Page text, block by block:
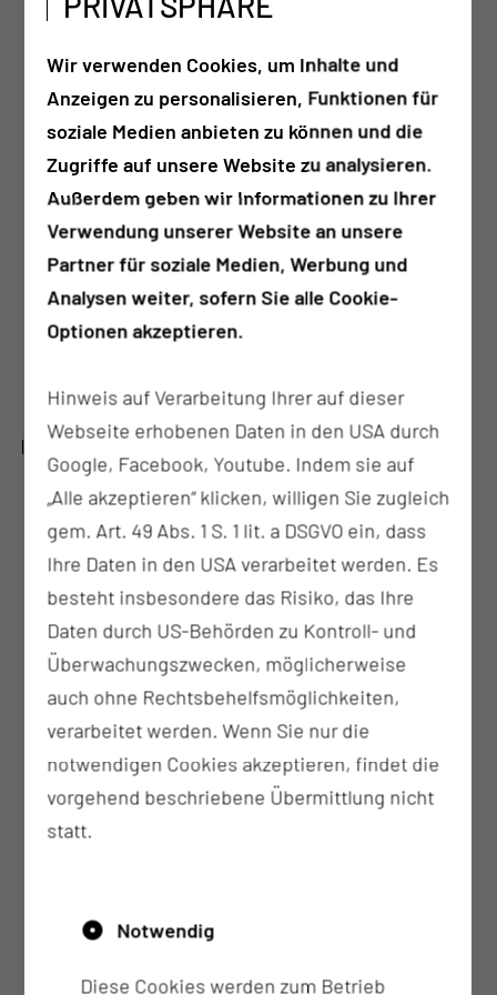
Fähigkeitsstörungen
Behandlung nach schweren Krankheiten oder
Therapiemaßnahmen wie Chemo- oder
Bestrahlungstherapie
Wiederherstellung und Optimierung der
kognitiven sowie intellektuellen Funktionen
z.B.
Konzentrationsfähigkeit
Merkfähigkeit
Orientierungssinn
PSYCHISCH-FUNKTIONELLE BEHANDLUNG
Stabilisierung oder Besserung globaler
mentaler Funktionen, wie
der psychischen Energie, des Antriebs
und des Schlafes
globaler psychosozialer Funktionen
Stabilisierung oder Besserung spezifischer
mentaler Funktionen, wie
der Psychomotorik
der Emotionen
der Handlungsplanung
Entwicklung oder Wiederherstellung und
Selbstvertrauens und der
Wir verwenden Cookies, um Inhalte und
Anzeigen zu personalisieren, Funktionen für
soziale Medien anbieten zu können und die
Zugriffe auf unsere Website zu analysieren.
Außerdem geben wir Informationen zu Ihrer
Verwendung unserer Website an unsere
Partner für soziale Medien, Werbung und
Analysen weiter, sofern Sie alle Cookie-
Optionen akzeptieren.
Hinweis auf Verarbeitung Ihrer auf dieser
Webseite erhobenen Daten in den USA durch
Google, Facebook, Youtube. Indem sie auf
„Alle akzeptieren“ klicken, willigen Sie zugleich
gem. Art. 49 Abs. 1 S. 1 lit. a DSGVO ein, dass
Ihre Daten in den USA verarbeitet werden. Es
besteht insbesondere das Risiko, das Ihre
Daten durch US-Behörden zu Kontroll- und
Überwachungszwecken, möglicherweise
auch ohne Rechtsbehelfsmöglichkeiten,
verarbeitet werden. Wenn Sie nur die
notwendigen Cookies akzeptieren, findet die
vorgehend beschriebene Übermittlung nicht
statt.
Notwendig
Diese Cookies werden zum Betrieb